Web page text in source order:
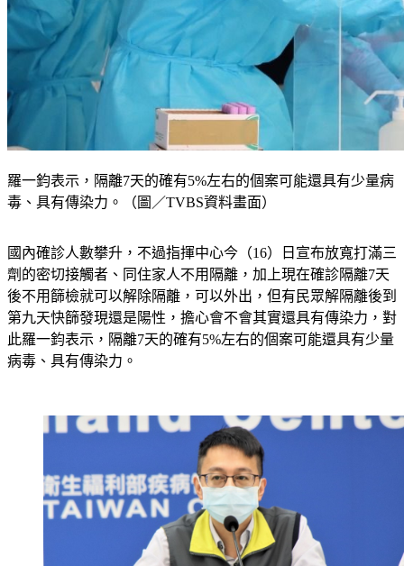
羅一鈞表示，隔離7天的確有5%左右的個案可能還具有少量病
毒、具有傳染力。（圖／TVBS資料畫面）
國內確診人數攀升，不過指揮中心今（16）日宣布放寬打滿三
劑的密切接觸者、同住家人不用隔離，加上現在確診隔離7天
後不用篩檢就可以解除隔離，可以外出，但有民眾解隔離後到
第九天快篩發現還是陽性，擔心會不會其實還具有傳染力，對
此羅一鈞表示，隔離7天的確有5%左右的個案可能還具有少量
病毒、具有傳染力。